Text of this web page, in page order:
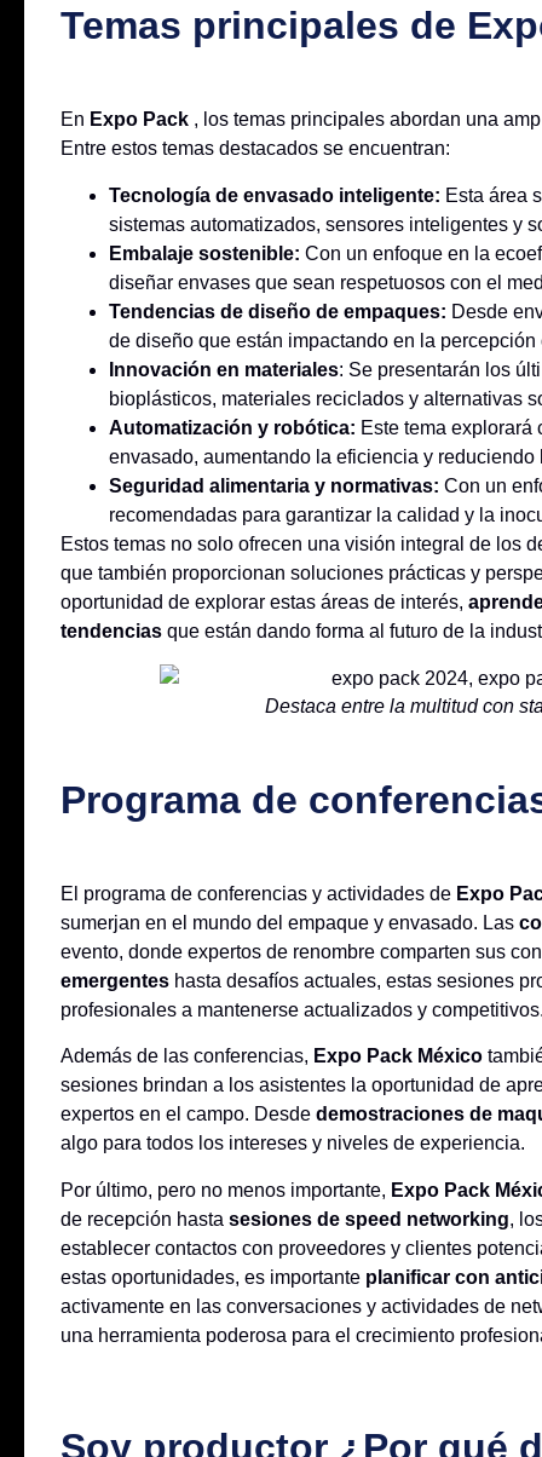
Temas principales de
En Expo Pack , los temas principales abordan una
Entre estos temas destacados se encuentran:
Tecnología de envasado inteligente: Esta área
sistemas automatizados, sensores inteligentes y
Embalaje sostenible: Con un enfoque en la
diseñar envases que sean respetuosos con el
Tendencias de diseño de empaques: Desde
de diseño que están impactando en la
Innovación en materiales: Se presentarán los
bioplásticos, materiales reciclados y alternativas
Automatización y robótica: Este tema explorará
envasado, aumentando la eficiencia y reduciendo
Seguridad alimentaria y normativas: Con un
recomendadas para garantizar la calidad y la
Estos temas no solo ofrecen una visión integral de los
que también proporcionan soluciones prácticas y
oportunidad de explorar estas áreas de interés,
tendencias que están dando forma al futuro de la
Destaca entre la multitud con
Programa de
El programa de conferencias y actividades de Expo
sumerjan en el mundo del empaque y envasado. Las
evento, donde expertos de renombre comparten sus
emergentes hasta desafíos actuales, estas sesiones
profesionales a mantenerse actualizados y
Además de las conferencias, Expo Pack México
sesiones brindan a los asistentes la oportunidad de
expertos en el campo. Desde demostraciones de
algo para todos los intereses y niveles de experiencia.
Por último, pero no menos importante, Expo Pack
de recepción hasta sesiones de speed networking,
establecer contactos con proveedores y clientes
estas oportunidades, es importante planificar con
activamente en las conversaciones y actividades de
una herramienta poderosa para el crecimiento
Soy productor ¿Por qué